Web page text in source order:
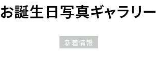
お誕生日写真ギャラリー
新着情報